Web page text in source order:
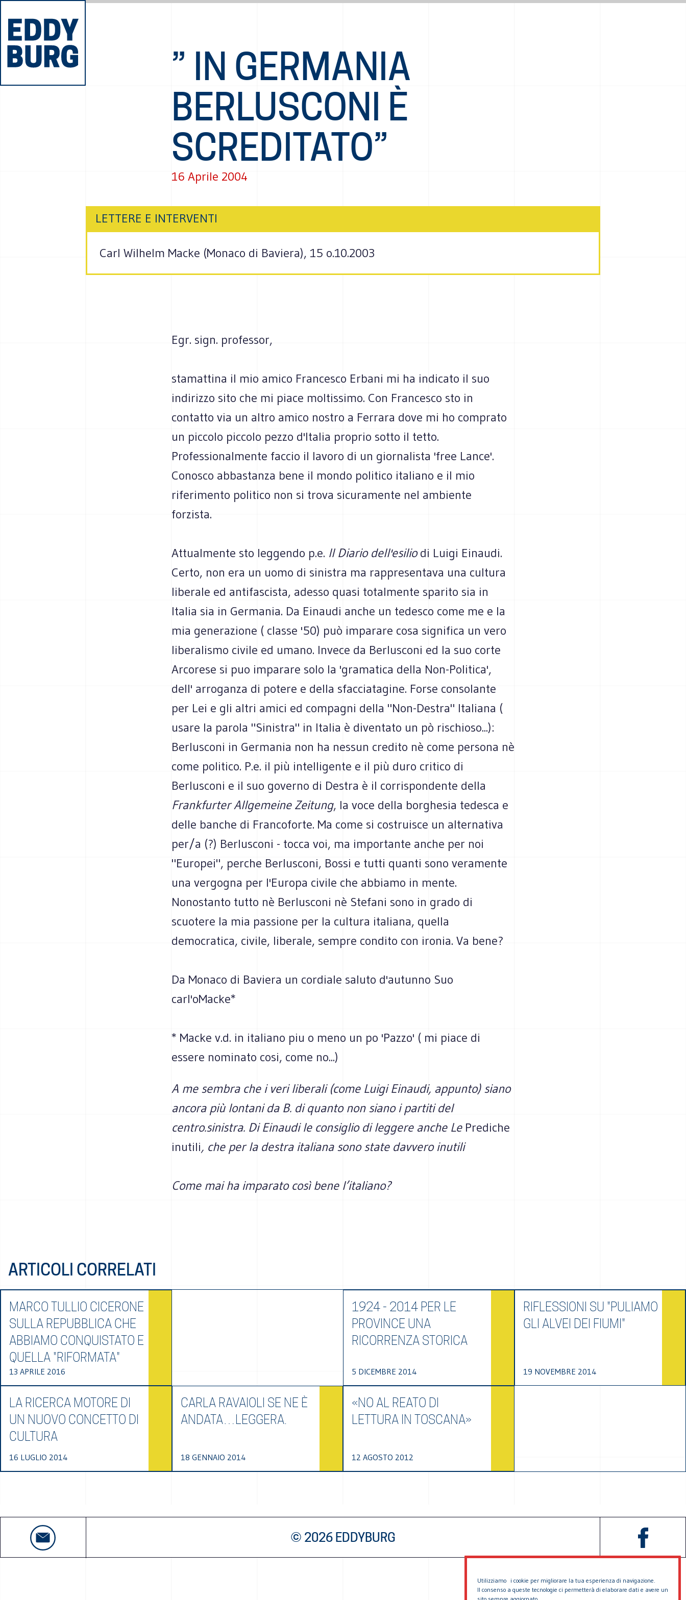
Utilizziamo i cookie per migliorare la tua esperienza di navigazione.
Il consenso a queste tecnologie ci permetterà di elaborare dati e avere un
” IN GERMANIA
BERLUSCONI È
SCREDITATO”
16 Aprile 2004
LETTERE E INTERVENTI
Carl Wilhelm Macke (Monaco di Baviera), 15 o.10.2003
Egr. sign. professor,
stamattina il mio amico Francesco Erbani mi ha indicato il suo
indirizzo sito che mi piace moltissimo. Con Francesco sto in
contatto via un altro amico nostro a Ferrara dove mi ho comprato
un piccolo piccolo pezzo d'Italia proprio sotto il tetto.
Professionalmente faccio il lavoro di un giornalista 'free Lance'.
Conosco abbastanza bene il mondo politico italiano e il mio
riferimento politico non si trova sicuramente nel ambiente
forzista.
Attualmente sto leggendo p.e. Il Diario dell'esiliodi Luigi Einaudi.
Certo, non era un uomo di sinistra ma rappresentava una cultura
liberale ed antifascista, adesso quasi totalmente sparito sia in
Italia sia in Germania. Da Einaudi anche un tedesco come me e la
mia generazione ( classe '50) può imparare cosa significa un vero
liberalismo civile ed umano. Invece da Berlusconi ed la suo corte
Arcorese si puo imparare solo la 'gramatica della Non-Politica',
dell' arroganza di potere e della sfacciatagine. Forse consolante
per Lei e gli altri amici ed compagni della "Non-Destra" Italiana (
usare la parola "Sinistra" in Italia è diventato un pò rischioso...):
Berlusconi in Germania non ha nessun credito nè come persona nè
come politico. P.e. il più intelligente e il più duro critico di
Berlusconi e il suo governo di Destra è il corrispondente della
Frankfurter Allgemeine Zeitung, la voce della borghesia tedesca e
delle banche di Francoforte. Ma come si costruisce un alternativa
per/a (?) Berlusconi - tocca voi, ma importante anche per noi
"Europei", perche Berlusconi, Bossi e tutti quanti sono veramente
una vergogna per l'Europa civile che abbiamo in mente.
Nonostanto tutto nè Berlusconi nè Stefani sono in grado di
scuotere la mia passione per la cultura italiana, quella
democratica, civile, liberale, sempre condito con ironia. Va bene?
Da Monaco di Baviera un cordiale saluto d'autunno Suo
carl'oMacke*
* Macke v.d. in italiano piu o meno un po 'Pazzo' ( mi piace di
essere nominato cosi, come no...)
A me sembra che i veri liberali (come Luigi Einaudi, appunto) siano
ancora più lontani da B. di quanto non siano i partiti del
centro.sinistra. Di Einaudi le consiglio di leggere anche Le Prediche
inutili, che per la destra italiana sono state davvero inutili
Come mai ha imparato così bene l’italiano?
ARTICOLI CORRELATI
MARCO TULLIO CICERONE
SULLA REPUBBLICA CHE
ABBIAMO CONQUISTATO E
QUELLA "RIFORMATA"
13 APRILE 2016
1924 - 2014 PER LE
PROVINCE UNA
RICORRENZA STORICA
5 DICEMBRE 2014
RIFLESSIONI SU "PULIAMO
GLI ALVEI DEI FIUMI"
19 NOVEMBRE 2014
LA RICERCA MOTORE DI
UN NUOVO CONCETTO DI
CULTURA
16 LUGLIO 2014
CARLA RAVAIOLI SE NE È
ANDATA…LEGGERA.
18 GENNAIO 2014
«NO AL REATO DI
LETTURA IN TOSCANA»
12 AGOSTO 2012
© 2026 EDDYBURG